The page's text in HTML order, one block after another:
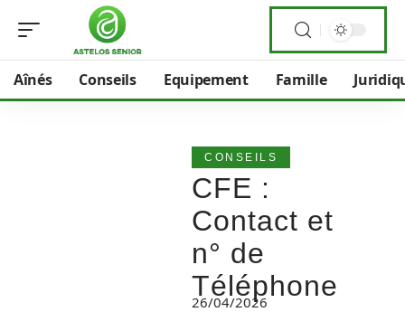
Aînés Conseils Equipement Famille
CONSEILS
CFE :
Contact et
n° de
Téléphone
26/04/2026